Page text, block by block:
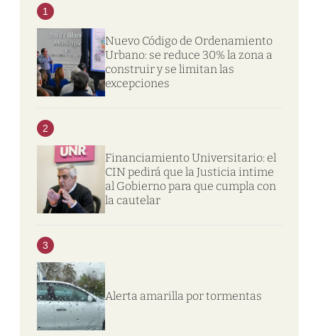
1
Nuevo Código de Ordenamiento
Urbano: se reduce 30% la zona a
construir y se limitan las
excepciones
2
Financiamiento Universitario: el
CIN pedirá que la Justicia intime
al Gobierno para que cumpla con
la cautelar
3
Alerta amarilla por tormentas